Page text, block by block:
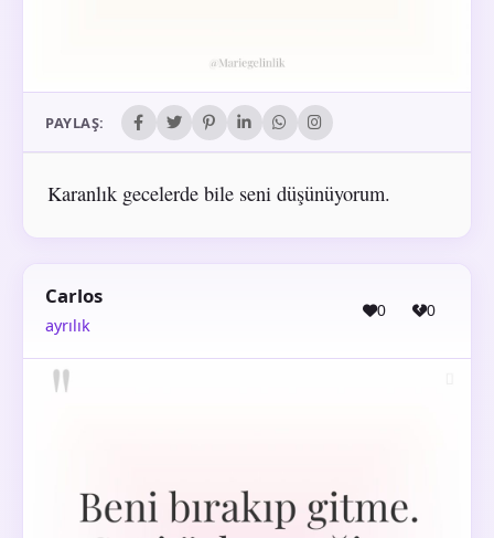
PAYLAŞ:
Karanlık gecelerde bile seni düşünüyorum.
Carlos
ayrılık
0 0